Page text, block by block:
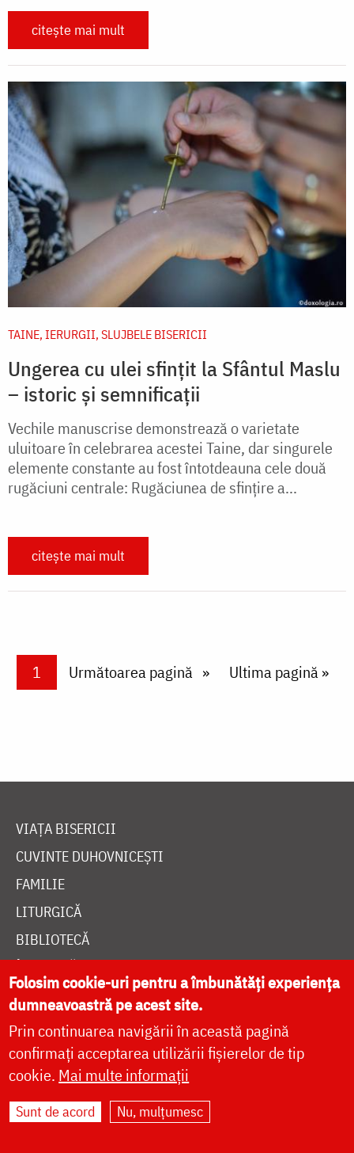
citește mai mult
TAINE, IERURGII, SLUJBELE BISERICII
Ungerea cu ulei sfințit la Sfântul Maslu
– istoric și semnificații
Vechile manuscrise demonstrează o varietate
uluitoare în celebrarea acestei Taine, dar singurele
elemente constante au fost întotdeauna cele două
rugăciuni centrale: Rugăciunea de sfințire a...
citește mai mult
PaginareCurrent page
1 Next page
Următoarea pagină Last page
Ultima pagină »
VIAȚA BISERICII
CUVINTE DUHOVNICEȘTI
FAMILIE
LITURGICĂ
BIBLIOTECĂ
MEDIA
ȘTIRI
HRAMUL SFINTEI CUVIOASE PARASCHEVA
AUTORI
Folosim cookie-uri pentru a îmbunătăți experiența
dumneavoastră pe acest site.
Prin continuarea navigării în această pagină
confirmați acceptarea utilizării fișierelor de tip
cookie. Mai multe informații
Sunt de acord Nu, mulțumesc